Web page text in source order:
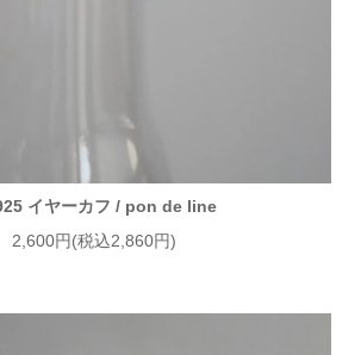
イヤーカフ / pon de line
2,600円(税込2,860円)